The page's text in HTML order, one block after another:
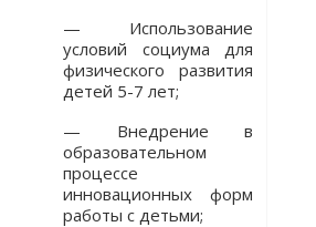
— Использование
условий социума для
физического развития
детей 5-7 лет;
— Внедрение в
образовательном
процессе
инновационных форм
работы с детьми;